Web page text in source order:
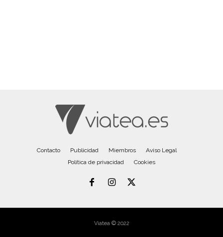
Contacto Publicidad Miembros
Aviso Legal
Política de privacidad
Cookies
Viatea © 2022